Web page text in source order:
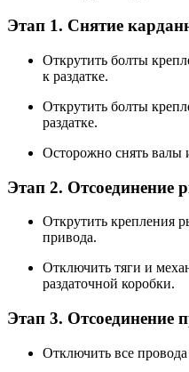
Этап 1. Снятие
Открутить болты
к раздатке.
Открутить болты
раздатке.
Осторожно снять валы
Этап 2. Отсоединение
Открутить крепления
привода.
Отключить тяги и
раздаточной коробки.
Этап 3. Отсоединение
Отключить все